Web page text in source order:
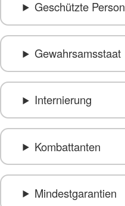
Geschützte Person
Gewahrsamsstaat
Internierung
Kombattanten
Mindestgarantien